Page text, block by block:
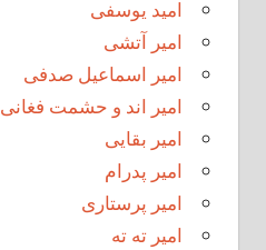
امید یوسفی
امیر آتشی
امیر اسماعیل صدفی
امیر اند و حشمت فغانی
امیر بقایی
امیر پدرام
امیر پرستاری
امیر ته ته